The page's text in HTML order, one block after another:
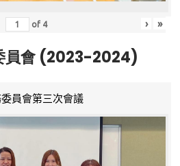
of 4 › »
員會 (2023-2024)
員會第三次會議